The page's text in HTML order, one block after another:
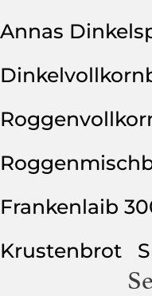
Annas
Frankenlaib
Krustenbrot